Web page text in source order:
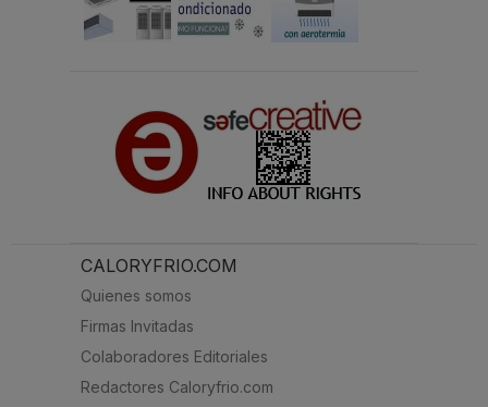
CALORYFRIO.COM
Quienes somos
Firmas Invitadas
Colaboradores Editoriales
Redactores Caloryfrio.com